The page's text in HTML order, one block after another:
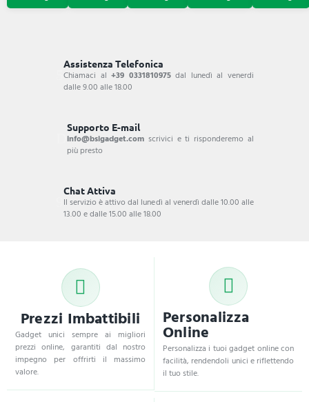
Assistenza Telefonica
Chiamaci al+39 0331810975dal lunedì al venerdi
dalle 9.00 alle 18.00
Supporto E-mail
info@bsigadget.com scrivici e ti risponderemo al
più presto
Chat Attiva
Il servizio è attivo dal lunedì al venerdì dalle 10.00 alle
13.00 e dalle 15.00 alle 18.00
Prezzi Imbattibili
Gadget unici sempre ai migliori
prezzi online, garantiti dal nostro
impegno per offrirti il massimo
valore.
Personalizza
Online
Personalizza i tuoi gadget online con
facilità, rendendoli unici e riflettendo
il tuo stile.